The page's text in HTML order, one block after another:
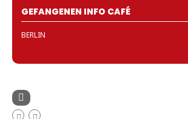
GEFANGENEN INFO CAFÉ
BERLIN